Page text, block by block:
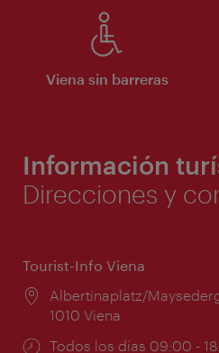
Viena sin barreras
Información
Direcciones y
Tourist-Info Viena
Lugar:
Albertinaplatz/
1010 Viena
Horarios
Todos los días 09:00 -